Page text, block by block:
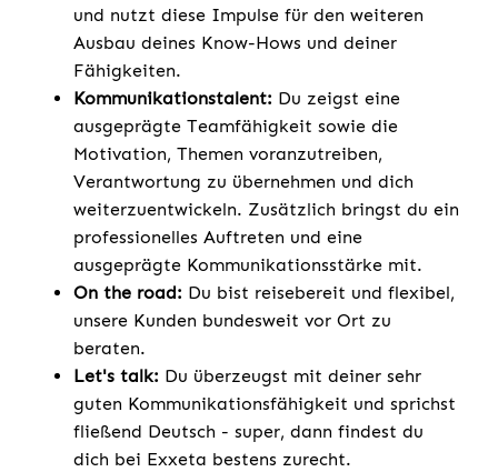
und nutzt diese Impulse für den weiteren
Ausbau deines Know-Hows und deiner
Fähigkeiten.
Kommunikationstalent: Du zeigst eine
ausgeprägte Teamfähigkeit sowie die
Motivation, Themen voranzutreiben,
Verantwortung zu übernehmen und dich
weiterzuentwickeln. Zusätzlich bringst du ein
professionelles Auftreten und eine
ausgeprägte Kommunikationsstärke mit.
On the road: Du bist reisebereit und flexibel,
unsere Kunden bundesweit vor Ort zu
beraten.
Let's talk: Du überzeugst mit deiner sehr
guten Kommunikationsfähigkeit und sprichst
fließend Deutsch - super, dann findest du
dich bei Exxeta bestens zurecht.